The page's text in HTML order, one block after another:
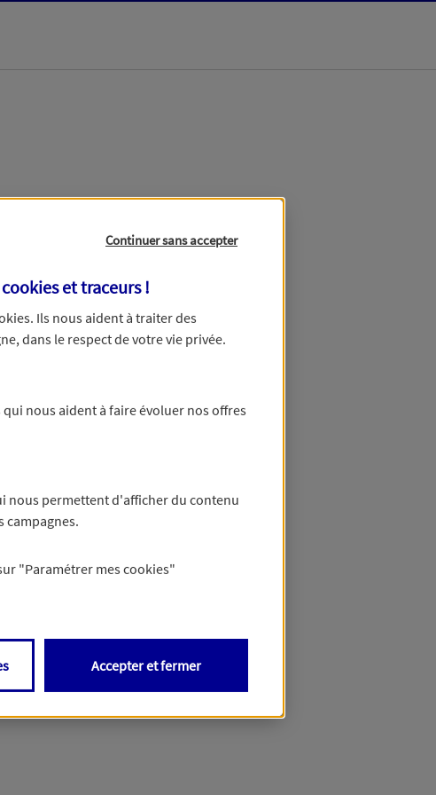
Continuer sans accepter
cookies et traceurs!
. Ils nous aident à traiter des
dans le respect de votre vie privée.
qui nous aident à faire évoluer nos offres
nous permettent d'afficher du contenu
campagnes.
"Paramétrer mes cookies"
Accepter et fermer